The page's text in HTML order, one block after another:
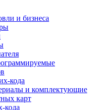
и бизнеса
кода
и комплектующие
карт
кода